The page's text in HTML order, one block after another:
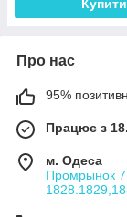
Купити
Про нас
95%
Працює з
м. Одеса
Промрынок